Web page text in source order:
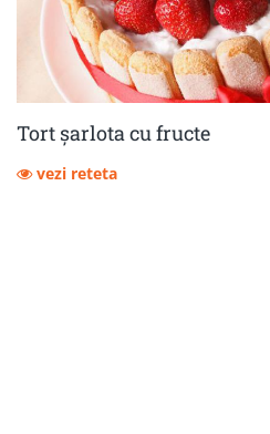
Tort șarlota cu fructe
vezi reteta